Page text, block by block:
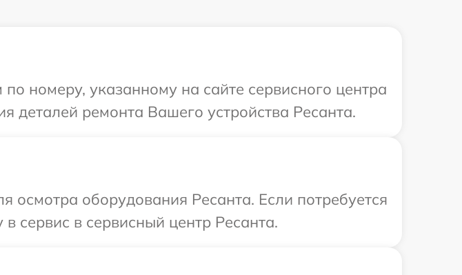
номеру, указанному на сайте сервисного центра
деталей ремонта Вашего устройства Ресанта.
оборудования Ресанта. Если потребуется
сервис в сервисный центр Ресанта.